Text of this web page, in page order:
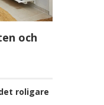
och
roligare